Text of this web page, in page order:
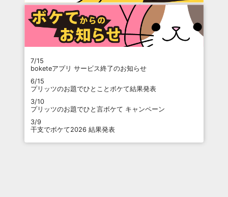
7/15
boketeアプリ サービス終了のお知らせ
6/15
プリッツのお題でひとことボケて結果発表
3/10
プリッツのお題でひと言ボケて キャンペーン
3/9
干支でボケて2026 結果発表